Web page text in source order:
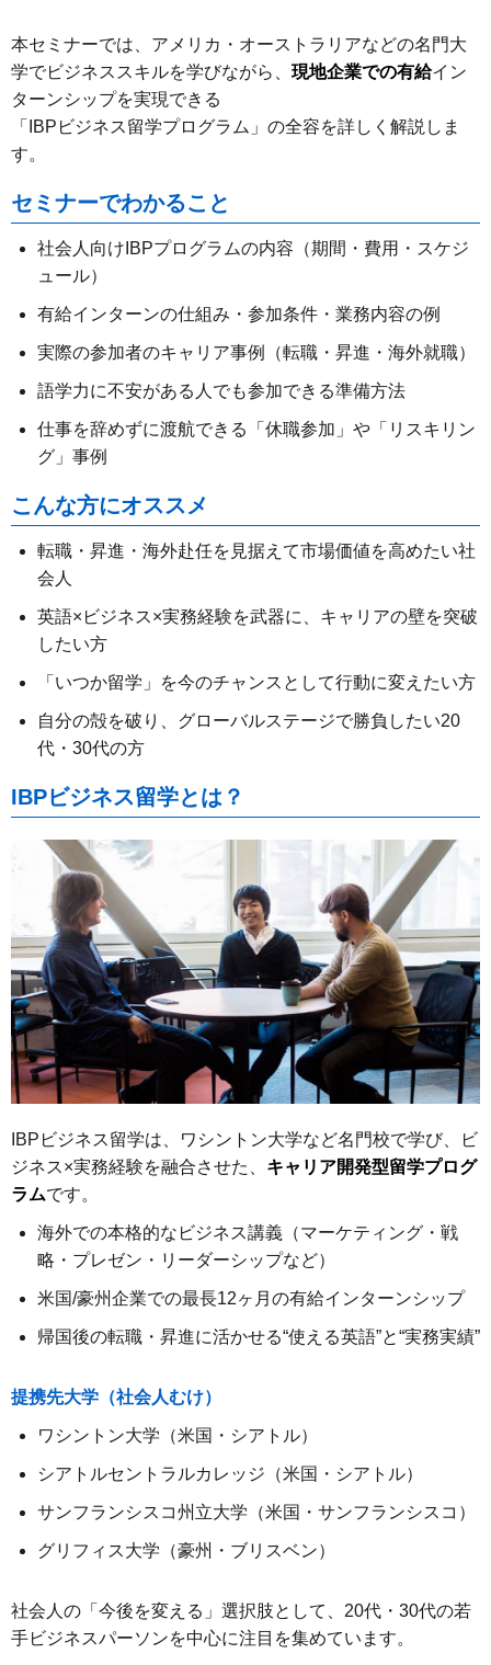
本セミナーでは、アメリカ・オーストラリアなどの名門大
学でビジネススキルを学びながら、 現地企業での有給イン
ターンシップを実現できる
「IBPビジネス留学プログラム」の全容を詳しく解説しま
す。
セミナーでわかること
社会人向けIBPプログラムの内容（期間・費用・スケジ
ュール）
有給インターンの仕組み・参加条件・業務内容の例
実際の参加者のキャリア事例（転職・昇進・海外就職）
語学力に不安がある人でも参加できる準備方法
仕事を辞めずに渡航できる「休職参加」や「リスキリン
グ」事例
こんな方にオススメ
転職・昇進・海外赴任を見据えて市場価値を高めたい社
会人
英語×ビジネス×実務経験を武器に、キャリアの壁を突破
したい方
「いつか留学」を今のチャンスとして行動に変えたい方
自分の殻を破り、グローバルステージで勝負したい20
代・30代の方
IBPビジネス留学とは？
IBPビジネス留学は、ワシントン大学など名門校で学び、ビ
ジネス×実務経験を融合させた、 キャリア開発型留学プログ
ラムです。
海外での本格的なビジネス講義（マーケティング・戦
略・プレゼン・リーダーシップなど）
米国/豪州企業での最長12ヶ月の有給インターンシップ
帰国後の転職・昇進に活かせる“使える英語”と“実務実績”
提携先大学（社会人むけ）
ワシントン大学（米国・シアトル）
シアトルセントラルカレッジ（米国・シアトル）
サンフランシスコ州立大学（米国・サンフランシスコ）
グリフィス大学（豪州・ブリスベン）
社会人の「今後を変える」選択肢として、20代・30代の若
手ビジネスパーソンを中心に注目を集めています。